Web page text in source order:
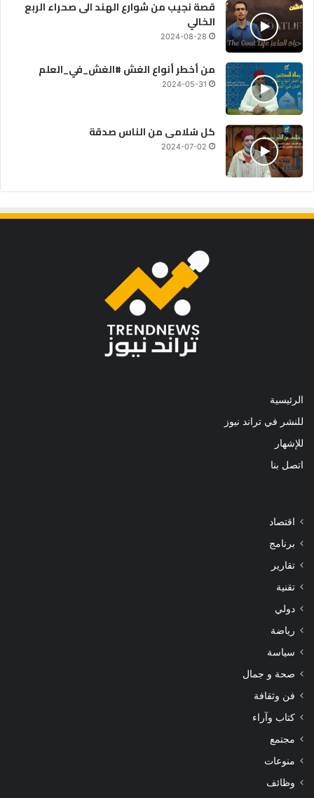
قصة نجيب من شوارع الهند الى صحراء الربع
الخالي
2024-08-28
من أخطر أنواع الغش #الغش_في_العلم
2024-05-31
كل سُلامى من الناس صدقة
2024-07-02
الرئيسية
للنشر في تراند نيوز
للإشهار
اتصل بنا
اقتصاد
برنامج
تقارير
تقنية
دولي
رياضة
سياسة
صحة و جمال
فن وثقافة
كتاب وآراء
مجتمع
منوعات
وظائف